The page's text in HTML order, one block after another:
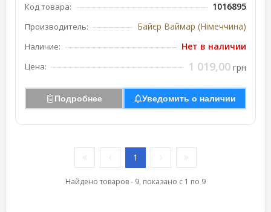
Код товара: 1016895
Производитель: Байєр Ваймар (Німеччина)
Наличие: Нет в наличии
Цена: 1 019,00 грн
Подробнее Уведомить о наличии
1
Найдено товаров - 9, показано с 1 по 9